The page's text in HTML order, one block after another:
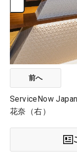
前へ
ServiceNow
花奈（右）